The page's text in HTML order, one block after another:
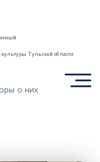
Тульской области
о них